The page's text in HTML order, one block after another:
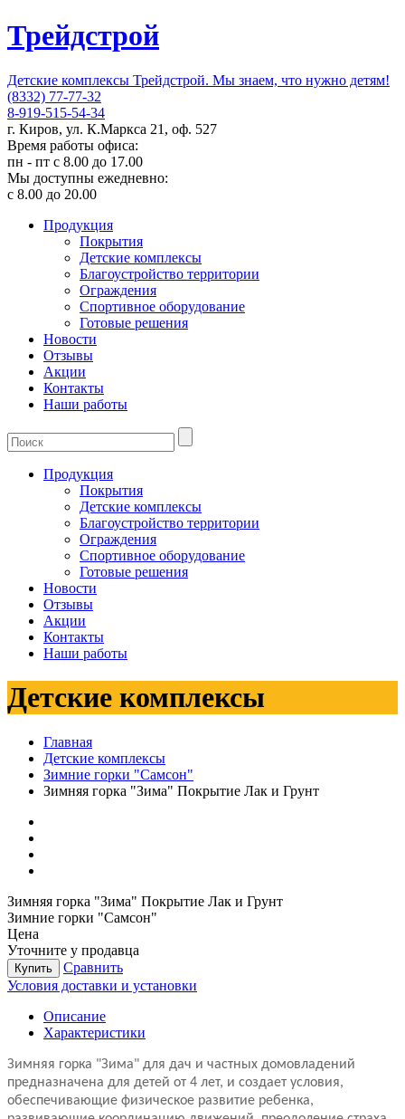
Трейдстрой
Детские комплексы Трейдстрой. Мы знаем, что нужно детям!
(8332) 77-77-32
8-919-515-54-34
г. Киров, ул. К.Маркса 21, оф. 527
Время работы офиса:
пн - пт с 8.00 до 17.00
Мы доступны ежедневно:
с 8.00 до 20.00
Продукция
Покрытия
Детские комплексы
Благоустройство территории
Ограждения
Спортивное оборудование
Готовые решения
Новости
Отзывы
Акции
Контакты
Наши работы
Продукция
Покрытия
Детские комплексы
Благоустройство территории
Ограждения
Спортивное оборудование
Готовые решения
Новости
Отзывы
Акции
Контакты
Наши работы
Детские комплексы
Главная
Детские комплексы
Зимние горки "Самсон"
Зимняя горка "Зима" Покрытие Лак и Грунт
Зимняя горка "Зима" Покрытие Лак и Грунт
Зимние горки "Самсон"
Цена
Уточните у продавца
Купить
Сравнить
Условия доставки и установки
Описание
Характеристики
Зимняя горка "Зима" для дач и частных домовладений
предназначена для детей от 4 лет, и создает условия,
обеспечивающие физическое развитие ребенка,